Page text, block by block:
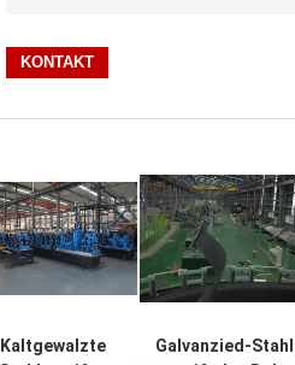
Kaltgewalzte
Galvanzied-Stahl